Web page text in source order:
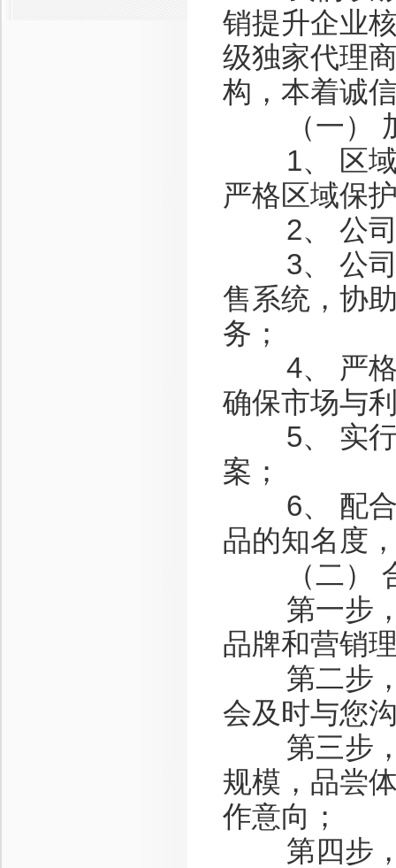
销提升企业
级独家代理
构，本着诚
（一）
1、 区域
严格区域保
2、 公司
3、 公司
售系统，协
务；
4、 严格
确保市场与
5、 实行
案；
6、 配合
品的知名度
（二）
第一步，
品牌和营销
第二步，
会及时与您
第三步，
规模，品尝
作意向；
第四步，